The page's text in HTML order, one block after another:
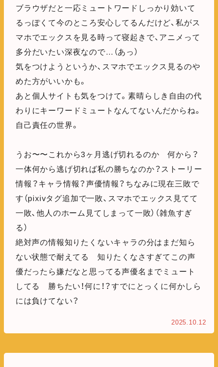
ブラウザだと一応ミュートワードしっかり効いて
るっぽくて今のところ安心してるんだけど、私がス
マホでエックスを見る時って寝起きで、アニメって
多分だいたい深夜なので…（あっ）
気をつけようというか、スマホでエックス見るのや
めた方がいいかも。
あと個人サイトも気をつけて。素晴らしき自由の代
わりにキーワードミュートなんてないんだからね。
自己責任の世界。
うお〜〜これから3ヶ月逃げ切れるのか 何から？
一体何から逃げ切れば私の勝ちなのか？ストーリー
情報？キャラ情報？声優情報？ちなみに現在三敗で
す（pixivタグ追加で一敗、スマホでエックス見てて
一敗、他人のホーム見てしまって一敗）（雑魚すぎ
る）
絶対声の情報知りたくないキャラの分はまだ知ら
ない状態で耐えてる 知りたくなさすぎてこの声
優だったら嫌だなと思ってる声優名までミュート
してる 勝ちたい！何に！？すでにとっくに何かしら
には負けてない？
2025.10.12